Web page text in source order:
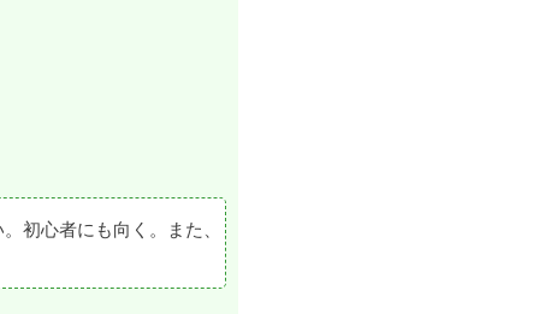
初心者にも向く。また、